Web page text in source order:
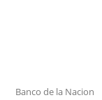
Banco de la Nacion